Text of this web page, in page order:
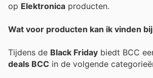
op Elektronica producten.
Wat voor producten kan ik vinden
Tijdens de Black Friday biedt BCC
deals BCC in de volgende